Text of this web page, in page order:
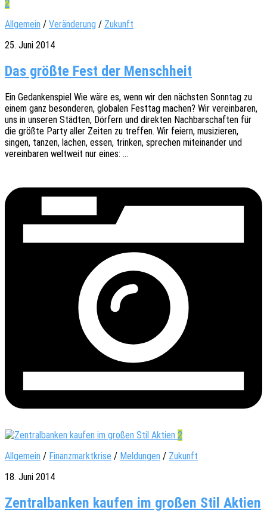
2
Allgemein / Veränderung / Zukunft
25. Juni 2014
Das größte Fest der Menschheit
Ein Gedan­ken­spiel Wie wäre es, wenn wir den nächs­ten Sonn­tag zu
einem ganz beson­de­ren, globa­len Fest­tag machen? Wir verein­ba­ren,
uns in unse­ren Städ­ten, Dörfern und direk­ten Nach­bar­schaf­ten für
die größte Party aller Zeiten zu tref­fen. Wir feiern, musi­zie­ren,
singen, tanzen, lachen, essen, trin­ken, spre­chen mitein­an­der und
verein­ba­ren welt­weit nur eines: …
2
Allgemein / Finanzmarktkrise / Meldungen / Zukunft
18. Juni 2014
Zentralbanken kaufen im großen Stil Aktien